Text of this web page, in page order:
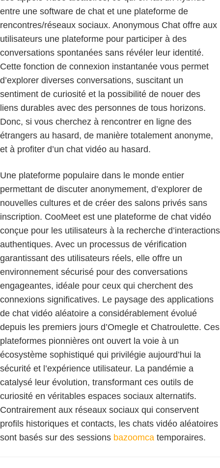
entre une software de chat et une plateforme de
rencontres/réseaux sociaux. Anonymous Chat offre aux
utilisateurs une plateforme pour participer à des
conversations spontanées sans révéler leur identité.
Cette fonction de connexion instantanée vous permet
d’explorer diverses conversations, suscitant un
sentiment de curiosité et la possibilité de nouer des
liens durables avec des personnes de tous horizons.
Donc, si vous cherchez à rencontrer en ligne des
étrangers au hasard, de manière totalement anonyme,
et à profiter d’un chat vidéo au hasard.
Une plateforme populaire dans le monde entier
permettant de discuter anonymement, d’explorer de
nouvelles cultures et de créer des salons privés sans
inscription. CooMeet est une plateforme de chat vidéo
conçue pour les utilisateurs à la recherche d’interactions
authentiques. Avec un processus de vérification
garantissant des utilisateurs réels, elle offre un
environnement sécurisé pour des conversations
engageantes, idéale pour ceux qui cherchent des
connexions significatives. Le paysage des applications
de chat vidéo aléatoire a considérablement évolué
depuis les premiers jours d’Omegle et Chatroulette. Ces
plateformes pionnières ont ouvert la voie à un
écosystème sophistiqué qui privilégie aujourd’hui la
sécurité et l’expérience utilisateur. La pandémie a
catalysé leur évolution, transformant ces outils de
curiosité en véritables espaces sociaux alternatifs.
Contrairement aux réseaux sociaux qui conservent
profils historiques et contacts, les chats vidéo aléatoires
sont basés sur des sessions bazoomca temporaires.